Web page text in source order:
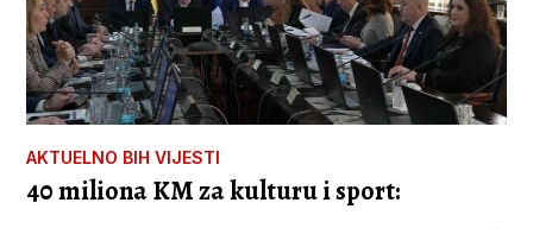
AKTUELNO BIH VIJESTI
40 miliona KM za kulturu i sport: